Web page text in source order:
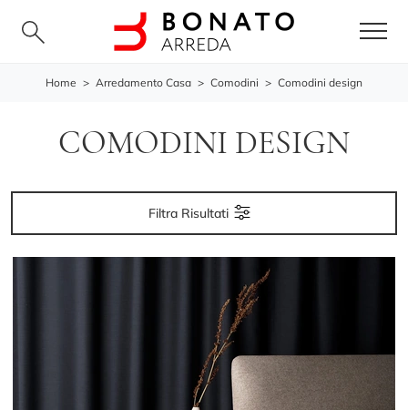
Home > Arredamento Casa > Comodini > Comodini design
COMODINI DESIGN
Filtra Risultati